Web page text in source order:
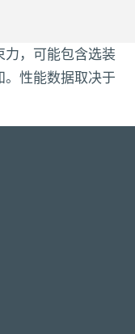
力，可能包含选装
。性能数据取决于